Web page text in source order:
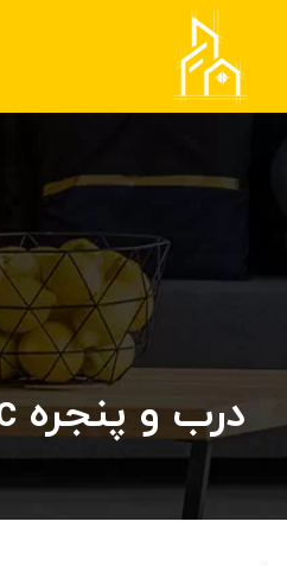
درب و پنجره upvc یاسوج